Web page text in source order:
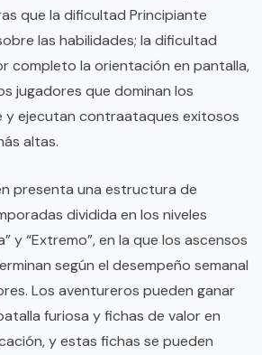
que la dificultad Principiante
las habilidades; la dificultad
completo la orientación en pantalla,
jugadores que dominan los
ejecutan contraataques exitosos
altas.
presenta una estructura de
dividida en los niveles
y “Extremo”, en la que los ascensos
según el desempeño semanal
Los aventureros pueden ganar
furiosa y fichas de valor en
y estas fichas se pueden